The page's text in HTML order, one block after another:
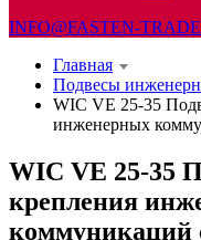
INFO@FASTEN-
Главная
Подвесы
WIC VE 25-35
инженерных
WIC VE 25-35
крепления
коммуникаций